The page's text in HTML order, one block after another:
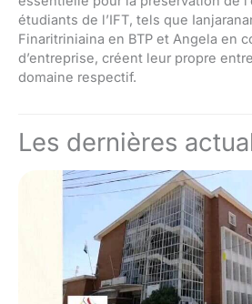
étudiants de l’IFT, tels que
Finaritriniaina en BTP et Angela en
d’entreprise, créent leur propre
domaine respectif.
Les dernières